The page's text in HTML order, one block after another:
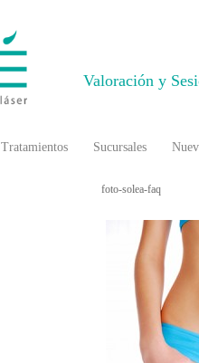
Tratamientos Sucursales
Valoración y
foto-solea-faq